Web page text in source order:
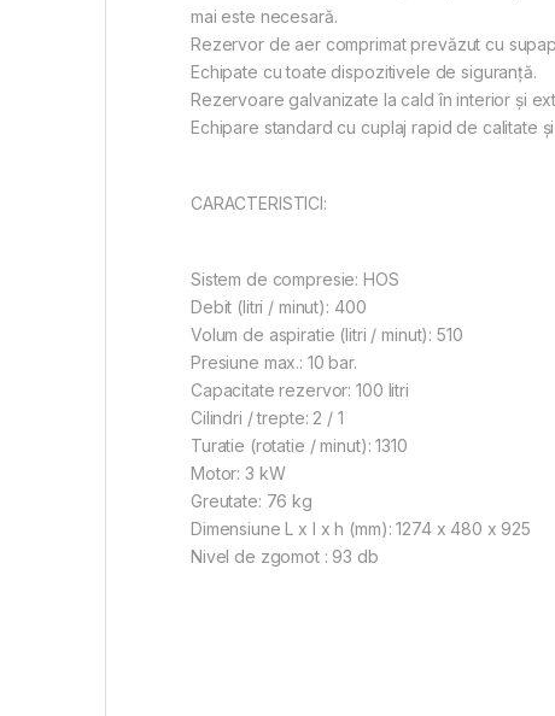
mai este necesară.
Rezervor de aer comprimat prevăzut cu
Echipate cu toate dispozitivele de siguranță.
Rezervoare galvanizate la cald în interior și
Echipare standard cu cuplaj rapid de calitate
CARACTERISTICI:
Sistem de compresie: HOS
Debit (litri / minut): 400
Volum de aspiratie (litri / minut): 510
Presiune max.: 10 bar.
Capacitate rezervor: 100 litri
Cilindri / trepte: 2 / 1
Turatie (rotatie / minut): 1310
Motor: 3 kW
Greutate: 76 kg
Dimensiune L x l x h (mm): 1274 x 480 x 925
Nivel de zgomot : 93 db